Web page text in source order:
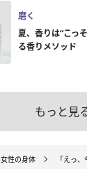
磨く
夏、香りは“こっ
る香りメソッド
もっと見
女性の身体 「えっ